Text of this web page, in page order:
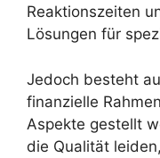
Reaktionszeiten
Lösungen für
Jedoch besteht
finanzielle
Aspekte gestellt
die Qualität